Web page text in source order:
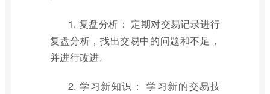
1. 复盘分析： 定期对交易记录进行
复盘分析，找出交易中的问题和不足，
并进行改进。
2. 学习新知识： 学习新的交易技